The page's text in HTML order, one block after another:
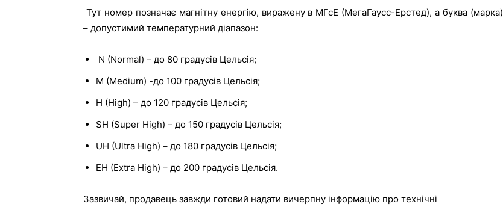
Тут номер позначає магнітну енергію, виражену в МГсЕ (МегаГаусс-Ерстед), а буква (марка)
– допустимий температурний діапазон:
N (Normal) – до 80 градусів Цельсія;
M (Medium) -до 100 градусів Цельсія;
H (High) – до 120 градусів Цельсія;
SH (Super High) – до 150 градусів Цельсія;
UH (Ultra High) – до 180 градусів Цельсія;
EH (Extra High) – до 200 градусів Цельсія.
Зазвичай, продавець завжди готовий надати вичерпну інформацію про технічні